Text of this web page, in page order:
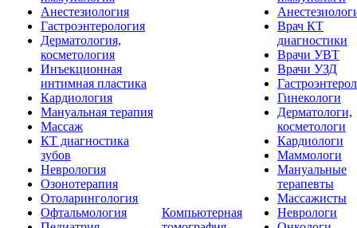
Анестезиология
Гастроэнтерология
Дерматология,
косметология
Инъекционная
интимная пластика
Кардиология
Мануальная терапия
Массаж
КТ диагностика
зубов
Неврология
Озонотерапия
Отоларингология
Офтальмология
Компьютерная
Врач КТ
диагностики
Врачи УВТ
Врачи УЗД
Гинекологи
Дерматологи,
косметологи
Кардиологи
Маммологи
Мануальные
терапевты
Массажисты
Неврологи